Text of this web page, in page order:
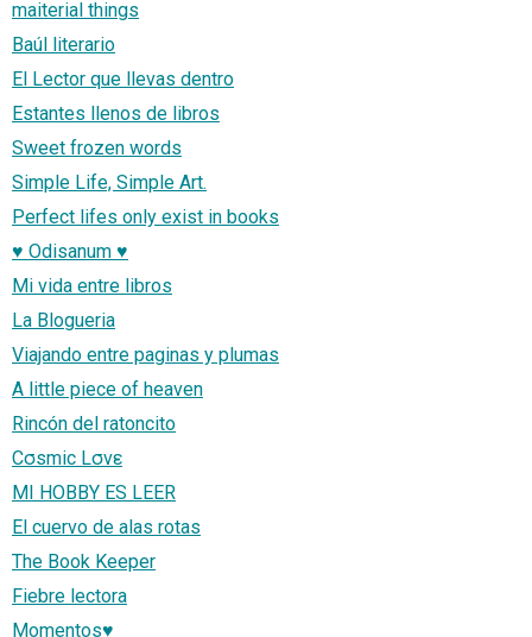
maiterial things
Baúl literario
El Lector que llevas dentro
Estantes llenos de libros
Sweet frozen words
Simple Life, Simple Art.
Perfect lifes only exist in books
♥ Odisanum ♥
Mi vida entre libros
La Blogueria
Viajando entre paginas y plumas
A little piece of heaven
Rincón del ratoncito
Cσsmic Lσvε
MI HOBBY ES LEER
El cuervo de alas rotas
The Book Keeper
Fiebre lectora
Momentos♥